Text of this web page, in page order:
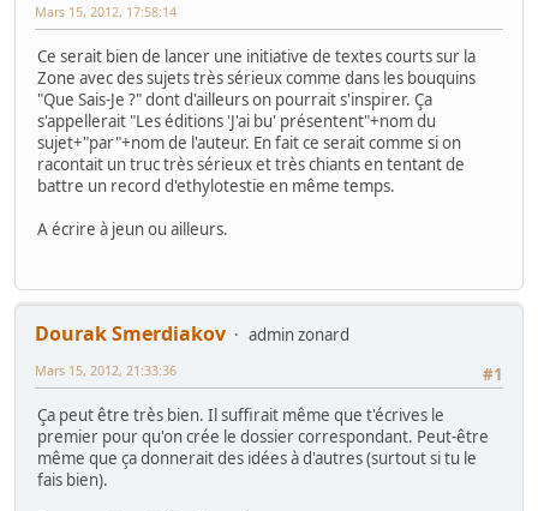
Mars 15, 2012, 17:58:14
Ce serait bien de lancer une initiative de textes courts sur la
Zone avec des sujets très sérieux comme dans les bouquins
"Que Sais-Je ?" dont d'ailleurs on pourrait s'inspirer. Ça
s'appellerait "Les éditions 'J'ai bu' présentent"+nom du
sujet+"par"+nom de l'auteur. En fait ce serait comme si on
racontait un truc très sérieux et très chiants en tentant de
battre un record d'ethylotestie en même temps.
A écrire à jeun ou ailleurs.
Dourak Smerdiakov
admin zonard
#1
Mars 15, 2012, 21:33:36
Ça peut être très bien. Il suffirait même que t'écrives le
premier pour qu'on crée le dossier correspondant. Peut-être
même que ça donnerait des idées à d'autres (surtout si tu le
fais bien).